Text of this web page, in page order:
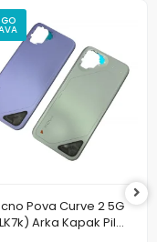
Pova Curve 2 5G
Arka Kapak Pil